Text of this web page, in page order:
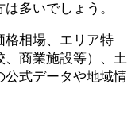
多いでしょう。
格相場、エリア特
、商業施設等）、土
公式データや地域情